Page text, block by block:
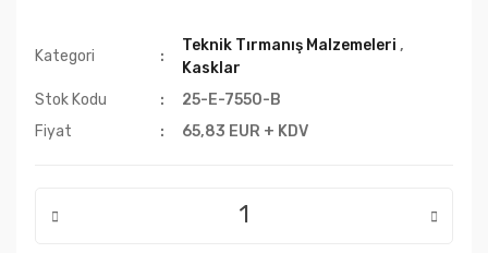
Kategori
Teknik Tırmanış Malzemeleri ,
Kasklar
Stok Kodu
25-E-7550-B
Fiyat
65,83 EUR + KDV